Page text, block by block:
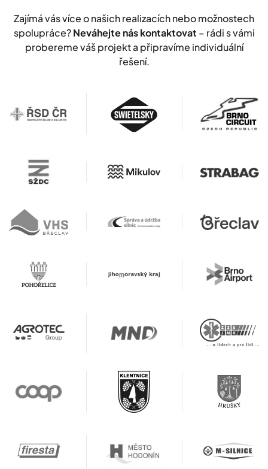
Zajímá vás více o našich realizacích nebo možnostech
spolupráce?Neváhejte nás kontaktovat – rádi s vámi
probereme váš projekt a připravíme individuální
řešení.